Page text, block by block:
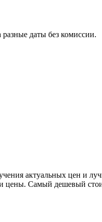
даты без комиссии.
актуальных цен и
цены. Самый дешевый